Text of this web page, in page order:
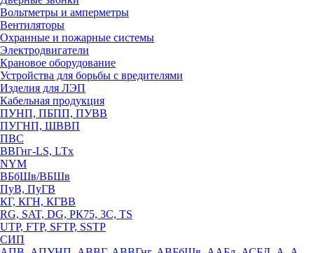
Вольтметры и амперметры
Вентиляторы
Охранные и пожарные системы
Электродвигатели
Крановое оборудование
Устройства для борьбы с вредителями
Изделия для ЛЭП
Кабельная продукция
ПУНП, ПБПП, ПУВВ
ПУГНП, ШВВП
ПВС
ВВГнг-LS, LTx
NYM
ВБбШв/ВБШв
ПуВ, ПуГВ
КГ, КГН, КГВВ
RG, SAT, DG, РК75, 3С, TS
UTP, FTP, SFTP, SSTP
СИП